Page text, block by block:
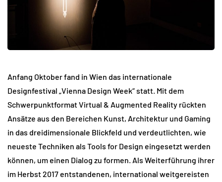
Anfang Oktober fand in Wien das internationale
Designfestival „Vienna Design Week“ statt. Mit dem
Schwerpunktformat Virtual & Augmented Reality rückten
Ansätze aus den Bereichen Kunst, Architektur und Gaming
in das dreidimensionale Blickfeld und verdeutlichten, wie
neueste Techniken als Tools for Design eingesetzt werden
können, um einen Dialog zu formen. Als Weiterführung ihrer
im Herbst 2017 entstandenen, international weitgereisten